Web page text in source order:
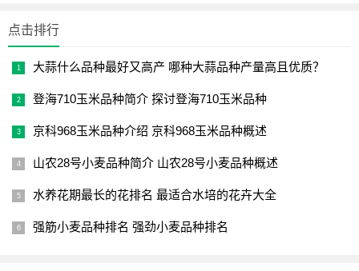
的苹果品种。
苹果是一种秋季水果，其品种繁多，口感各异。消费者在购
买时，可以根据自己的口味喜好选择合适的品种。红富士、
时，挑选苹果时要注意外观、口感、味道等方面，以确保购
点击排行
大蒜什么品种最好又高产 哪种大蒜品种产量高且优质？
登海710玉米品种简介 探讨登海710玉米品种
京科968玉米品种介绍 京科968玉米品种概述
山农28号小麦品种简介 山农28号小麦品种概述
水养花期最长的花排名 最适合水培的花卉大全
强筋小麦品种排名 强劲小麦品种排名